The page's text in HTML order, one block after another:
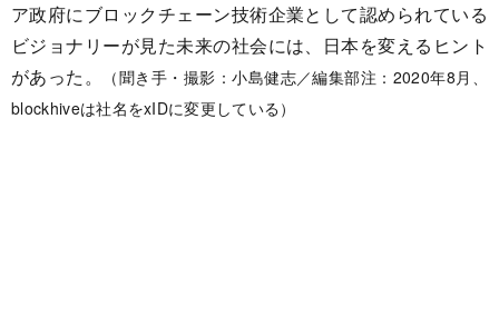
ア政府にブロックチェーン技術企業として認められている
ビジョナリーが見た未来の社会には、日本を変えるヒント
があった。
（聞き手・撮影：小島健志／編集部注：2020年8月、
blockhiveは社名をxIDに変更している）